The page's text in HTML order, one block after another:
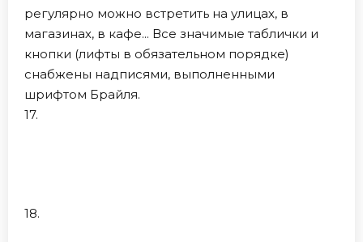
регулярно можно встретить на улицах, в
магазинах, в кафе... Все значимые таблички и
кнопки (лифты в обязательном порядке)
снабжены надписями, выполненными
шрифтом Брайля.
17.
18.